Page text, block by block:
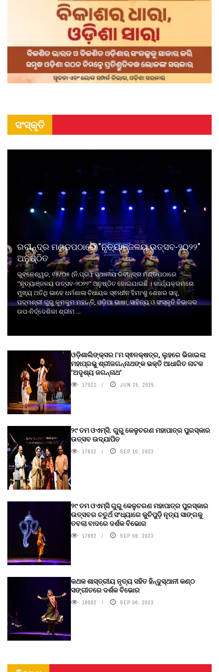
ସଂସ୍କୃତି
ରବୀନ୍ଦ୍ର ମଣ୍ଡପଠାରେ "ନୃତ୍ୟାଞ୍ଜଳୟ ଉତ୍ସବ-୨୦୨୨"
ଅନୁଷ୍ଠିତ
ଭୁବନେଶ୍ୱର, ୧୫/୦୫ (ନି.ପ୍ର.): ସ୍ଥାନୀୟ ରବୀନ୍ଦ୍ର ମଣ୍ଡପଠାରେ
"ନୃତ୍ୟାଞ୍ଜଳୟ ଉତ୍ସବ-୨୦୨୨" ଅନୁଷ୍ଠିତ ହୋଇଯାଇଛି । କାର୍ଯ୍ୟକ୍ରମରେ
ମୁଖ୍ୟ ଅତିଥି ଭାବେ ଧର୍ମଶାଳା ବିଧାୟକ ସ୍ଵାଧୀନ ହିମାଂଶୁ ଶେଖର ସାହୁ,
ପଦ୍ମଶ୍ରୀ ଗୁରୁ କୁମକୁମ ମହାନ୍ତି, ଓଡ଼ିଆ ଭାଷା, ସାହିତ୍ୟ ଓ ସଂସ୍କୃତି ବିଭାଗର
ଉପ-ନିର୍ଦ୍ଦେଶିକା ଶ୍ରୀମ ...
ଓଡ଼ିଶାଲିଙ୍କ୍ସର ୮ମ ସ୍ଵନକ୍ଷତ୍ର, ଲୁହରେ ଭିଜାଇଲା
ମହାପ୍ରଭୁ ଶ୍ରୀଜଗନ୍ନାଥଙ୍କ ଭକ୍ତି ଆଧାରିତ ନାଟକ
‘ଅଦୃଶ୍ୟ ଜଗନ୍ନାଥ‘
17021 JUN 25, 2025
୨୯ ତମ ଓଏମ୍‌ସି. ଗୁରୁ କେଳୁଚରଣ ମହାପାତ୍ର ପୁରସ୍କାର
ଉତ୍ସବ ଉଦ୍‍ଯାପିତ
17632 SEP 10, 2023
୨୯ ତମ ଓଏମ୍‌ସି ଗୁରୁ କେଳୁଚରଣ ମହାପାତ୍ର ପୁରସ୍କାର
ଉତ୍ସବର ଚତୁର୍ଥ ସଂଧ୍ୟାରେ କୁଚିପୁଡ଼ି ନୃତ୍ୟ ସାଙ୍ଗକୁ
ତବଲା ବାଦରେ ଦର୍ଶକ ବିଭୋର
17682 SEP 09, 2023
କଥକ ଶାସ୍ତ୍ରୀୟ ନୃତ୍ୟ ସହିତ ହିନ୍ଦୁସ୍ଥାନୀ କଣ୍ଠ
ସଙ୍ଗୀତରେ ଦର୍ଶକ ବିଭୋର
18082 SEP 06, 2023